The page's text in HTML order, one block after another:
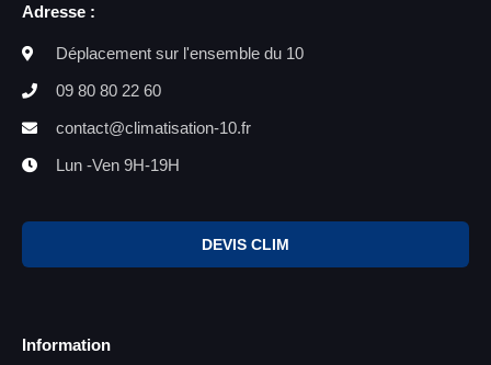
Adresse :
Déplacement sur l'ensemble du 10
09 80 80 22 60
contact@climatisation-10.fr
Lun -Ven 9H-19H
DEVIS CLIM
Information